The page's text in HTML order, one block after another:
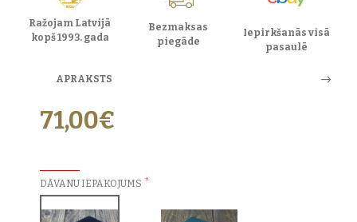
Ražojam Latvijā
kopš 1993. gada
Bezmaksas
piegāde
Iepirkšanās visā
pasaulē
APRAKSTS
71,00€
DĀVANU IEPAKOJUMS